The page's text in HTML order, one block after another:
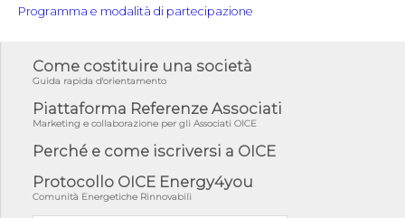
Programma e modalità di partecipazione
Come costituire una società
Guida rapida d'orientamento
Piattaforma Referenze Associati
Marketing e collaborazione per gli Associati OICE
Perché e come iscriversi a OICE
Protocollo OICE Energy4you
Comunità Energetiche Rinnovabili